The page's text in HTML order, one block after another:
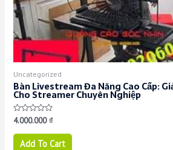
Uncategorized
Bàn Livestream Đa Năng Cao Cấp:
Cho Streamer Chuyên Nghiệp
Rated
0
out
4.000.000₫
Add To Cart